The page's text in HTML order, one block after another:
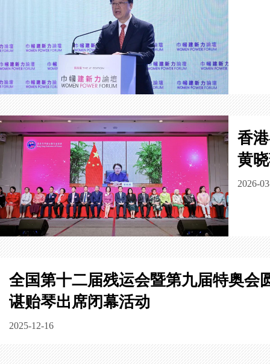
香
黄
2026-
全国第十二届残运会暨第九届特奥会
谌贻琴出席闭幕活动
2025-12-16